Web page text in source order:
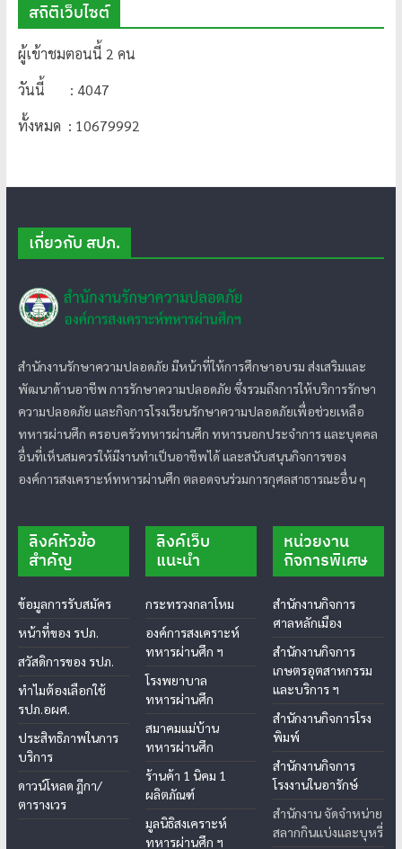
สถิติเว็บไซต์
ผู้เข้าชมตอนนี้ 2 คน
วันนี้ : 4047
ทั้งหมด : 10679992
เกี่ยวกับ สปภ.
สำนักงานรักษาความปลอดภัย มีหน้าที่ให้การศึกษาอบรม ส่งเสริมและ
พัฒนาด้านอาชีพ การรักษาความปลอดภัย ซึ่งรวมถึงการให้บริการรักษา
ความปลอดภัย และกิจการโรงเรียนรักษาความปลอดภัยเพื่อช่วยเหลือ
ทหารผ่านศึก ครอบครัวทหารผ่านศึก ทหารนอกประจำการ และบุคคล
อื่นที่เห็นสมควรให้มีงานทำเป็นอาชีพได้ และสนับสนุนกิจการของ
องค์การสงเคราะห์ทหารผ่านศึก ตลอดจนร่วมการกุศลสาธารณะอื่น ๆ
ลิงค์หัวข้อ
สำคัญ
ข้อมูลการรับสมัคร
หน้าที่ของ รปภ.
สวัสดิการของ รปภ.
ทำไมต้องเลือกใช้
รปภ.อผศ.
ประสิทธิภาพในการ
บริการ
ดาวน์โหลด ฎีกา/
ตารางเวร
ลิงค์เว็บ
แนะนำ
กระทรวงกลาโหม
องค์การสงเคราะห์
ทหารผ่านศึก ฯ
โรงพยาบาล
ทหารผ่านศึก
สมาคมแม่บ้าน
ทหารผ่านศึก
ร้านค้า 1 นิคม 1
ผลิตภัณฑ์
มูลนิธิสงเคราะห์
ทหารผ่านศึก ฯ
หน่วยงาน
กิจการพิเศษ
สำนักงานกิจการ
ศาลหลักเมือง
สำนักงานกิจการ
เกษตรอุตสาหกรรม
และบริการ ฯ
สำนักงานกิจการโรง
พิมพ์
สำนักงานกิจการ
โรงงานในอารักษ์
สำนักงาน จัดจำหน่าย
สลากกินแบ่งและบุหรี่